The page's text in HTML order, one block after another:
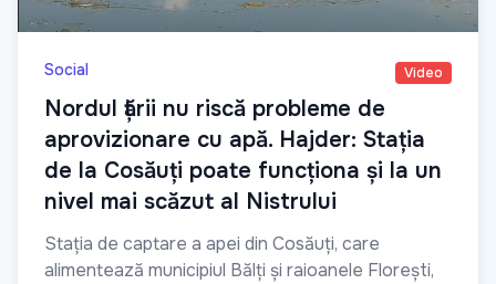
Social Video
Nordul țării nu riscă probleme de
aprovizionare cu apă. Hajder: Stația
de la Cosăuți poate funcționa și la un
nivel mai scăzut al Nistrului
Stația de captare a apei din Cosăuți, care
alimentează municipiul Bălți și raioanele Florești,